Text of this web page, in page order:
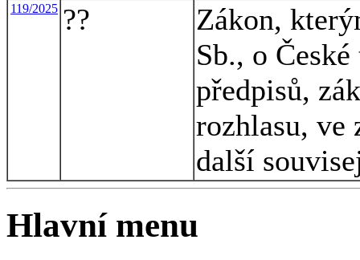
119/2025 ??
Zákon,
Sb., o
předpisů,
rozhlasu, ve
další
Hlavní menu